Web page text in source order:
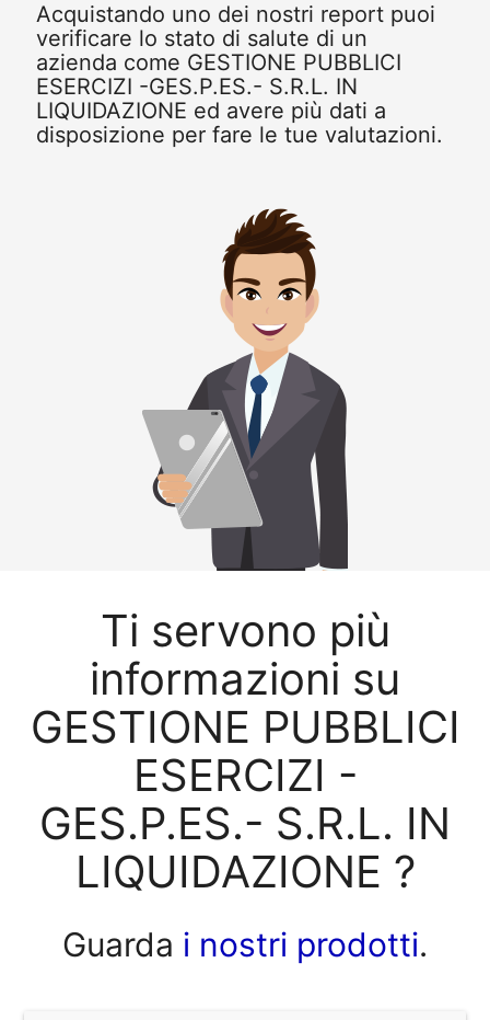
Acquistando uno dei nostri report puoi
verificare lo stato di salute di un
azienda come GESTIONE PUBBLICI
ESERCIZI -GES.P.ES.- S.R.L. IN
LIQUIDAZIONE ed avere più dati a
disposizione per fare le tue valutazioni.
Ti servono più
informazioni su
GESTIONE PUBBLICI
ESERCIZI -
GES.P.ES.- S.R.L. IN
LIQUIDAZIONE ?
Guarda i nostri prodotti.